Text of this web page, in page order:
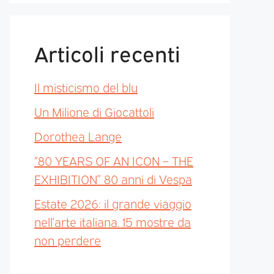
Articoli recenti
Il misticismo del blu
Un Milione di Giocattoli
Dorothea Lange
“80 YEARS OF AN ICON – THE
EXHIBITION” 80 anni di Vespa
Estate 2026: il grande viaggio
nell’arte italiana. 15 mostre da
non perdere